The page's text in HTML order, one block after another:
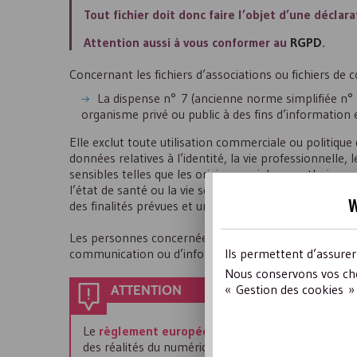
Tout fichier doit donc faire l’objet d’une
Attention aussi à vous conformer au RGPD.
Concernant les fichiers d’associations ou fichiers
La dispense n° 7 (ancienne norme simplifiée
organisme privé ou public à des fins
Elle exclut toute utilisation commerciale ou politique
données relatives à l’identité, la vie professionnelle,
sensibles telles que les origines raciales ou
l’état de santé ou la vie sexuelle des personnes.
des finalités prévues et une mise à jour annuelle doit
Les personnes concernées doivent être informées
communication ou d’information, et mises en
ATTENTION
Le règlement européen sur la protection des
des réalités du numérique et doit permettre aux
Ils permettent
Nous conservons vos
« Gestion des cookies